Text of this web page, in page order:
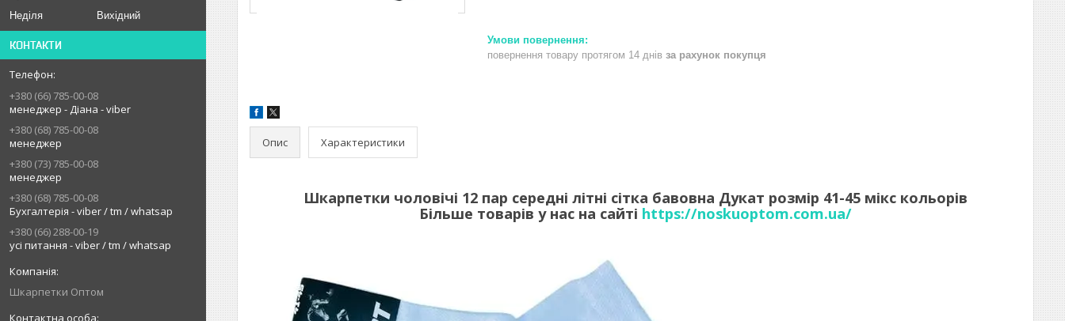
Неділя
Вихідний
КОНТАКТИ
+380 (66) 785-00-08
менеджер - Діана - viber
+380 (68) 785-00-08
менеджер
+380 (73) 785-00-08
менеджер
+380 (68) 785-00-08
Бухгалтерія - viber / tm / whatsap
+380 (66) 288-00-19
усі питання - viber / tm / whatsap
Шкарпетки Оптом
повернення товару протягом 14 днів за рахунок покупця
Опис Характеристики
Шкарпетки чоловічі 12 пар середні літні сітка бавовна Дукат розмір 41-45 мікс кольорів
Більше товарів у нас на сайті https://noskuoptom.com.ua/